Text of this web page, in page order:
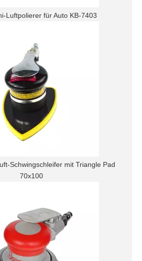
Luftpolierer für Auto KB-7403
Schwingschleifer mit Triangle Pad
70x100